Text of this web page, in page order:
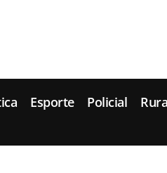
Esporte Policial